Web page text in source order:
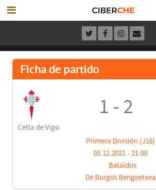
Ficha de partido
Celta de Vigo
1 - 2
Primera División (J16)
05.12.2021 - 21:00
Balaídos
De Burgos Bengoetxea